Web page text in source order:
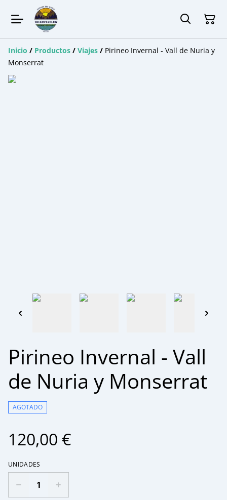
Inicio / Productos / Viajes / Pirineo Invernal - Vall de Nuria y
Monserrat
Pirineo Invernal - Vall
de Nuria y Monserrat
AGOTADO
120,00 €
UNIDADES